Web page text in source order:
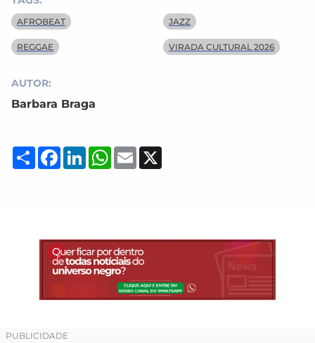
AFROBEAT JAZZ
REGGAE VIRADA CULTURAL 2026
AUTOR:
Barbara Braga
Compartilhar
Facebook
LinkedInWhatsApp
Email